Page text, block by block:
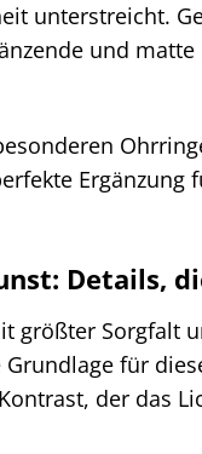
unterstreicht.
und
Details,
größter
für
der das